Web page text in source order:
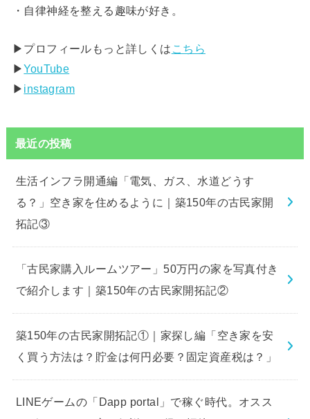
・自律神経を整える趣味が好き。
▶︎プロフィールもっと詳しくは こちら
▶︎YouTube
▶︎ instagram
最近の投稿
生活インフラ開通編「電気、ガス、水道どうす
る？」空き家を住めるように｜築150年の古民家開
拓記③
「古民家購入ルームツアー」50万円の家を写真付き
で紹介します｜築150年の古民家開拓記②
築150年の古民家開拓記①｜家探し編「空き家を安
く買う方法は？貯金は何円必要？固定資産税は？」
LINEゲームの「Dapp portal」で稼ぐ時代。オスス